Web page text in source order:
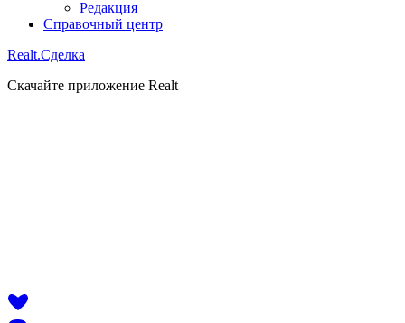
Редакция
Справочный центр
Realt.Сделка
Скачайте приложение Realt